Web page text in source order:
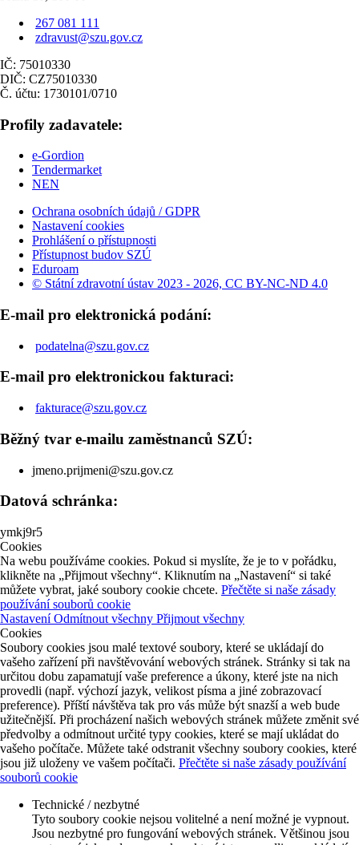
267 081 111
zdravust@szu.gov.cz
IČ: 75010330
DIČ: CZ75010330
Č. účtu: 1730101/0710
Profily zadavatele:
e-Gordion
Tendermarket
NEN
Ochrana osobních údajů / GDPR
Nastavení cookies
Prohlášení o přístupnosti
Přístupnost budov SZÚ
Eduroam
© Státní zdravotní ústav 2023 - 2026, CC BY-NC-ND 4.0
E-mail pro elektronická podání:
podatelna@szu.gov.cz
E-mail pro elektronickou fakturaci:
fakturace@szu.gov.cz
Běžný tvar e-mailu zaměstnanců SZÚ:
jmeno.prijmeni@szu.gov.cz
Datová schránka:
ymkj9r5
Cookies
Na webu používáme cookies. Pokud si myslíte, že je to v pořádku,
klikněte na „Přijmout všechny“. Kliknutím na „Nastavení“ si také
můžete vybrat, jaké soubory cookie chcete. Přečtěte si naše zásady
používání souborů cookie
NastaveníOdmítnout všechny Přijmout všechny
Cookies
Soubory cookies jsou malé textové soubory, které se ukládají do
vašeho zařízení při navštěvování webových stránek. Stránky si tak na
určitou dobu zapamatují vaše preference a úkony, které jste na nich
provedli (např. výchozí jazyk, velikost písma a jiné zobrazovací
preference). Příští návštěva tak pro vás může být snazší a web bude
užitečnější. Při procházení našich webových stránek můžete změnit své
předvolby a odmítnout určité typy cookies, které se mají ukládat do
vašeho počítače. Můžete také odstranit všechny soubory cookies, které
jsou již uloženy ve vašem počítači. Přečtěte si naše zásady používání
souborů cookie
Technické / nezbytné
Tyto soubory cookie nejsou volitelné a není možné je vypnout.
Jsou nezbytné pro fungování webových stránek. Většinou jsou